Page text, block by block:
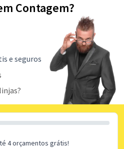
Contagem?
e seguros
4 orçamentos grátis!